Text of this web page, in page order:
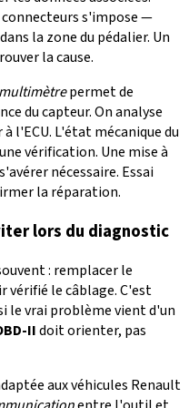
connecteurs s'impose —
la zone du pédalier. Un
la cause.
multimètrepermet de
du capteur. On analyse
l'ECU. L'état mécanique du
vérification. Une mise à
nécessaire. Essai
la réparation.
lors du diagnostic
: remplacer le
vérifié le câblage. C'est
le vrai problème vient d'un
IIdoit orienter, pas
aux véhicules Renault